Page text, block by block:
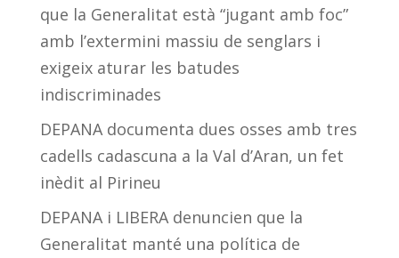
que la Generalitat està “jugant amb foc”
amb l’extermini massiu de senglars i
exigeix aturar les batudes
indiscriminades
DEPANA documenta dues osses amb tres
cadells cadascuna a la Val d’Aran, un fet
inèdit al Pirineu
DEPANA i LIBERA denuncien que la
Generalitat manté una política de